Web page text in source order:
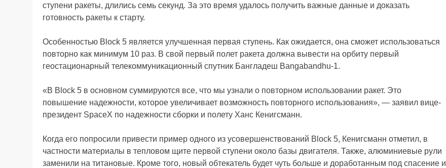
ступени ракеты, длились семь секунд. За это время удалось получить важные данные и доказать
готовность ракеты к старту.
Особенностью Block 5 является улучшенная первая ступень. Как ожидается, она сможет использоваться
повторно как минимум 10 раз. В свой первый полет ракета должна вывести на орбиту первый
геостационарный телекоммуникационный спутник Бангладеш Bangabandhu-1.
«В Block 5 в основном суммируются все, что мы узнали о повторном использовании ракет. Это
повышение надежности, которое увеличивает возможность повторного использования», — заявил вице-
президент SpaceX по надежности сборки и полету Ханс Кенигсманн.
Когда его попросили привести пример одного из усовершенствований Block 5, Кенигсманн отметил, в
частности материалы в тепловом щите первой ступени около базы двигателя. Также, алюминиевые рули
заменили на титановые. Кроме того, новый обтекатель будет чуть больше и доработанным под спасение и